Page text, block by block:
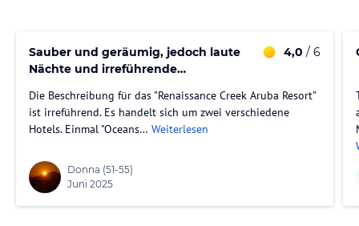
Sauber und geräumig, jedoch laute
Nächte und irreführende
4,0 / 6
Die Beschreibung für das "Renaissance Creek Aruba Resort"
ist irreführend. Es handelt sich um zwei verschiedene
Hotels. Einmal "Oceans… Weiterlesen
Donna (51-55)
Juni 2025